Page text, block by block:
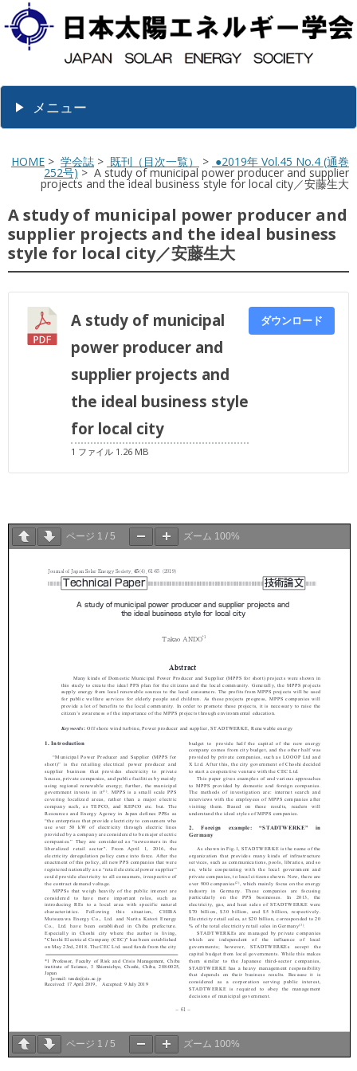
メニュー
HOME > 学会誌 > 既刊（目次一覧） > ●2019年 Vol.45 No.4 (通巻
252号) > A study of municipal power producer and supplier
projects and the ideal business style for local city／安藤生大
A study of municipal power producer and
supplier projects and the ideal business
style for local city／安藤生大
A study of municipal
power producer and
supplier projects and
the ideal business style
for local city
1 ファイル 1.26 MB
ダウンロード
ページ 1 / 5 ズーム 100%
ページ 1 / 5 ズーム 100%